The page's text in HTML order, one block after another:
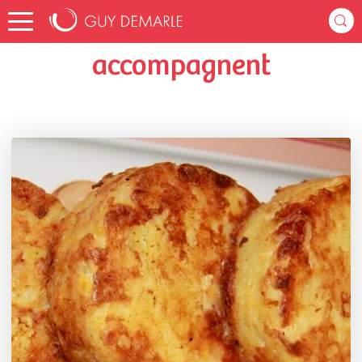
Accueil jessymk68 Listes de favoris accompagnent
accompagnent